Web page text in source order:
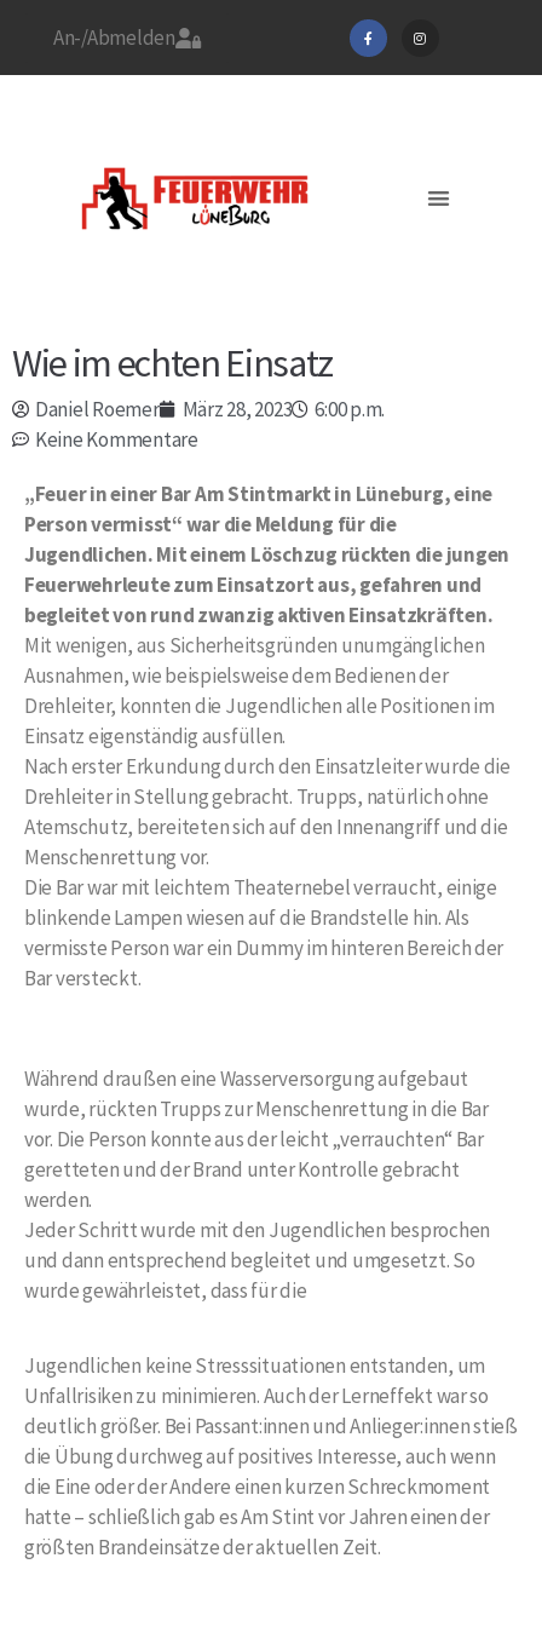
An-/Abmelden
Wie im echten Einsatz
Daniel Roemer März 28, 2023
6:00 p.m.
Keine Kommentare
„Feuer in einer Bar Am Stintmarkt in Lüneburg, eine
Person vermisst“ war die Meldung für die
Jugendlichen. Mit einem Löschzug rückten die jungen
Feuerwehrleute zum Einsatzort aus, gefahren und
begleitet von rund zwanzig aktiven Einsatzkräften.
Mit wenigen, aus Sicherheitsgründen unumgänglichen
Ausnahmen, wie beispielsweise dem Bedienen der
Drehleiter, konnten die Jugendlichen alle Positionen im
Einsatz eigenständig ausfüllen.
Nach erster Erkundung durch den Einsatzleiter wurde die
Drehleiter in Stellung gebracht. Trupps, natürlich ohne
Atemschutz, bereiteten sich auf den Innenangriff und die
Menschenrettung vor.
Die Bar war mit leichtem Theaternebel verraucht, einige
blinkende Lampen wiesen auf die Brandstelle hin. Als
vermisste Person war ein Dummy im hinteren Bereich der
Bar versteckt.
Während draußen eine Wasserversorgung aufgebaut
wurde, rückten Trupps zur Menschenrettung in die Bar
vor. Die Person konnte aus der leicht „verrauchten“ Bar
geretteten und der Brand unter Kontrolle gebracht
werden.
Jeder Schritt wurde mit den Jugendlichen besprochen
und dann entsprechend begleitet und umgesetzt. So
wurde gewährleistet, dass für die
Jugendlichen keine Stresssituationen entstanden, um
Unfallrisiken zu minimieren. Auch der Lerneffekt war so
deutlich größer. Bei Passant:innen und Anlieger:innen stieß
die Übung durchweg auf positives Interesse, auch wenn
die Eine oder der Andere einen kurzen Schreckmoment
hatte – schließlich gab es Am Stint vor Jahren einen der
größten Brandeinsätze der aktuellen Zeit.